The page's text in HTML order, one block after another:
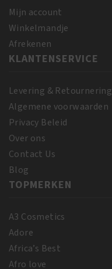
Mijn account
Winkelmandje
Afrekenen
KLANTENSERVICE
Levering & Retournering
Algemene voorwaarden
Privacy Beleid
Over ons
Contact Us
Blog
TOPMERKEN
A3 Cosmetics
Adore
Africa’s Best
Afro love